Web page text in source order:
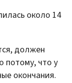
около 14
должен
потому, что у
окончания.